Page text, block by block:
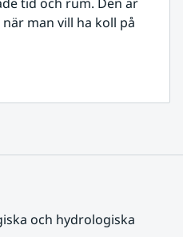
man vill ha koll på
och hydrologiska